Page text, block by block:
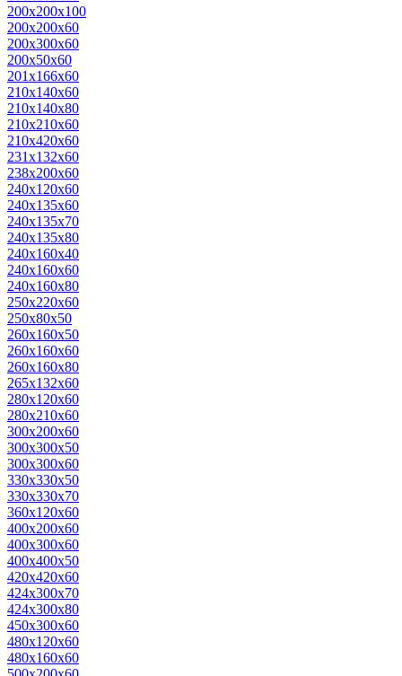
200х200х100
200х200х60
200х300х60
200х50х60
201х166х60
210х140х60
210х140х80
210х210х60
210х420х60
231х132х60
238х200х60
240х120х60
240х135х60
240х135х70
240х135х80
240х160х40
240х160х60
240х160х80
250х220х60
250х80х50
260х160х50
260х160х60
260х160х80
265х132х60
280х120х60
280х210х60
300х200х60
300х300х50
300х300х60
330х330х50
330х330х70
360х120х60
400х200х60
400х300х60
400х400х50
420х420х60
424х300х70
424х300х80
450х300х60
480х120х60
480х160х60